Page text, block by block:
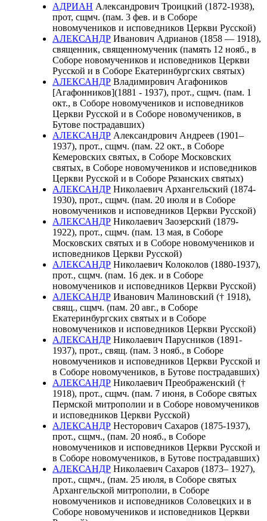
АДРИАН Александрович Троицкий (1872-1938),
прот, сщмч. (пам. 3 фев. и в Соборе
новомучеников и исповедников Церкви Русской)
АЛЕКСАНДР Иванович Адрианов (1858 — 1918),
священник, священномученик (память 12 нояб., в
Соборе новомучеников и исповедников Церкви
Русской и в Соборе Екатеринбургских святых)
АЛЕКСАНДР Владимирович Агафоников
[Агафонников](1881 - 1937), прот., сщмч. (пам. 1
окт., в Соборе новомучеников и исповедников
Церкви Русской и в Соборе новомучеников, в
Бутове пострадавших)
АЛЕКСАНДР Александрович Андреев (1901–
1937), прот., сщмч. (пам. 22 окт., в Соборе
Кемеровских святых, в Соборе Московских
святых, в Соборе новомучеников и исповедников
Церкви Русской и в Соборе Рязанских святых)
АЛЕКСАНДР Николаевич Архангельский (1874-
1930), прот., сщмч. (пам. 20 июля и в Соборе
новомучеников и исповедников Церкви Русской)
АЛЕКСАНДР Николаевич Заозерский (1879-
1922), прот., сщмч. (пам. 13 мая, в Соборе
Московских святых и в Соборе новомучеников и
исповедников Церкви Русской)
АЛЕКСАНДР Николаевич Колоколов (1880-1937),
прот., сщмч. (пам. 16 дек. и в Соборе
новомучеников и исповедников Церкви Русской)
АЛЕКСАНДР Иванович Малиновский († 1918),
свящ., сщмч. (пам. 20 авг., в Соборе
Екатеринбургских святых и в Соборе
новомучеников и исповедников Церкви Русской)
АЛЕКСАНДР Николаевич Парусников (1891-
1937), прот., свящ. (пам. 3 нояб., в Соборе
новомучеников и исповедников Церкви Русской и
в Соборе новомучеников, в Бутове пострадавших)
АЛЕКСАНДР Николаевич Преображенский (†
1918), прот., сщмч. (пам. 7 июня, в Соборе святых
Пермской митрополии и в Соборе новомучеников
и исповедников Церкви Русской)
АЛЕКСАНДР Несторович Сахаров (1875-1937),
прот., сщмч., (пам. 20 нояб., в Соборе
новомучеников и исповедников Церкви Русской и
в Соборе новомучеников, в Бутове пострадавших)
АЛЕКСАНДР Николаевич Сахаров (1873– 1927),
прот., сщмч., (пам. 25 июля, в Соборе святых
Архангельской митрополии, в Соборе
новомучеников и исповедников Соловецких и в
Соборе новомучеников и исповедников Церкви